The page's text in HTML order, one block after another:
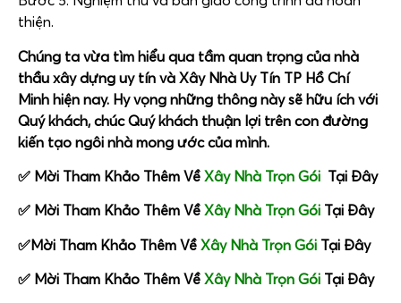
thiện.
Chúng ta vừa tìm hiểu qua tầm quan trọng của nhà
thầu xây dựng uy tín và Xây Nhà Uy Tín TP Hồ Chí
Minh hiện nay. Hy vọng những thông này sẽ hữu ích với
Quý khách, chúc Quý khách thuận lợi trên con đường
kiến tạo ngôi nhà mong ước của mình.
✅ Mời Tham Khảo Thêm Về Xây Nhà Trọn Gói Tại Đây
✅ Mời Tham Khảo Thêm Về Xây Nhà Trọn Gói Tại Đây
✅Mời Tham Khảo Thêm Về Xây Nhà Trọn Gói Tại Đây
✅ Mời Tham Khảo Thêm Về Xây Nhà Trọn Gói Tại Đây